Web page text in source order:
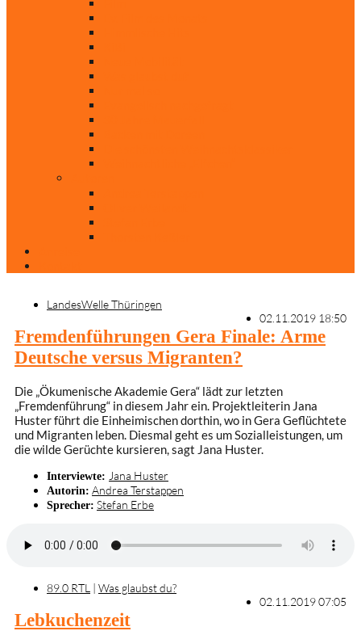
LandesWelle Thüringen
02.11.2019 18:50
Fremdenführungen Gera Finale: Arme
Deutsche versus Migranten?
Die „Ökumenische Akademie Gera“ lädt zur letzten
„Fremdenführung“ in diesem Jahr ein. Projektleiterin Jana
Huster führt die Einheimischen dorthin, wo in Gera Geflüchtete
und Migranten leben. Diesmal geht es um Sozialleistungen, um
die wilde Gerüchte kursieren, sagt Jana Huster.
Interviewte: Jana Huster
Autorin: Andrea Terstappen
Sprecher: Stefan Erbe
89.0 RTL | Was glaubst du?
02.11.2019 07:05
Lebkuchenzeit